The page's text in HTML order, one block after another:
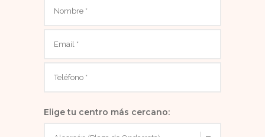
Elige tu centro más cercano: